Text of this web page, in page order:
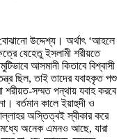
উদ্দেশ্য। অর্থাৎ ‘আহলে
যেহেতু ইসলামী শরীয়তে
আসমানী কিতাবে বিশ্বাসী
ছিল, তাই তাদের যবাহকৃত পশু
শরীয়ত-সম্মত পন্থায় যবাহ করবে
বর্তমান কালে ইয়াহুদী ও
অস্তিত্বই স্বীকার করে
অনেক এমনও আছে, যারা